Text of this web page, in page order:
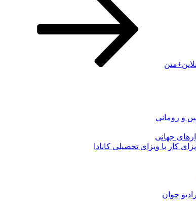
و رومانی
جهانی
کار با ویزای تحصیلی کانادا
جوان